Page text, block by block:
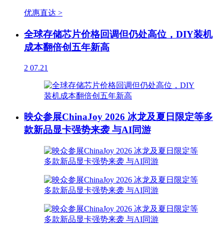
优惠直达 >
全球存储芯片价格回调但仍处高位，DIY装机
成本翻倍创五年新高
2 07.21
映众参展ChinaJoy 2026 冰龙及夏日限定等多
款新品显卡强势来袭 与AI同游